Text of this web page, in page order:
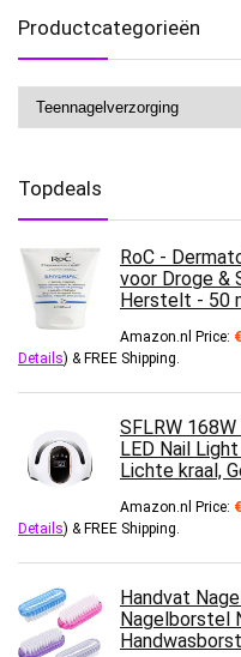
Productcategorieën
Topdeals
RoC -
voor Droge &
Herstelt - 50
Amazon.nl Price: €
Details) & FREE Shipping.
SFLRW
LED Nail
Lichte kraal,
Amazon.nl Price: €
Details) & FREE Shipping.
Handvat
Nagelborstel